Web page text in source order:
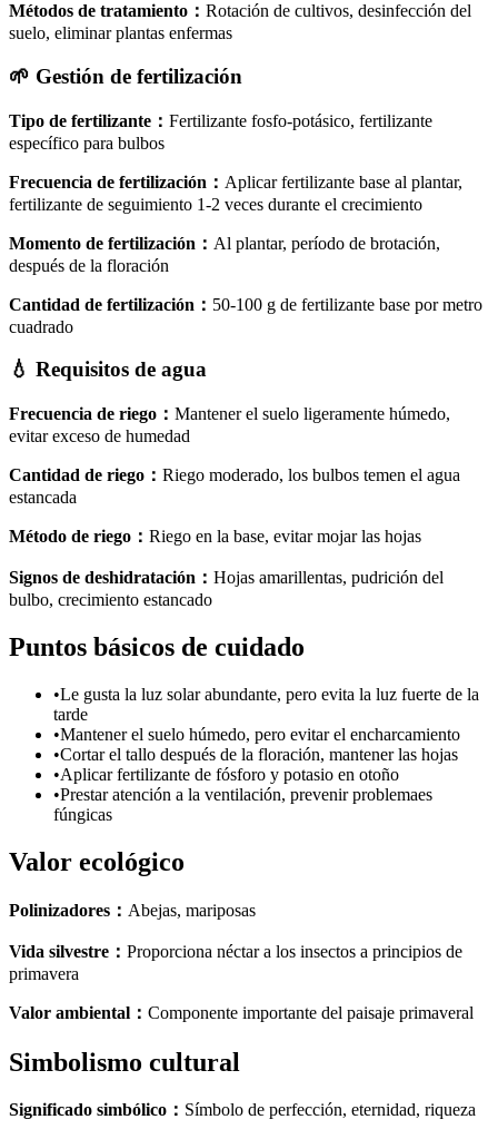
Métodos de tratamiento ： Rotación de cultivos, desinfección del
suelo, eliminar plantas enfermas
🌱 Gestión de fertilización
Tipo de fertilizante ： Fertilizante fosfo-potásico, fertilizante
específico para bulbos
Frecuencia de fertilización ： Aplicar fertilizante base al plantar,
fertilizante de seguimiento 1-2 veces durante el crecimiento
Momento de fertilización ： Al plantar, período de brotación,
después de la floración
Cantidad de fertilización ： 50-100 g de fertilizante base por metro
cuadrado
💧 Requisitos de agua
Frecuencia de riego ： Mantener el suelo ligeramente húmedo,
evitar exceso de humedad
Cantidad de riego ： Riego moderado, los bulbos temen el agua
estancada
Método de riego ： Riego en la base, evitar mojar las hojas
Signos de deshidratación ： Hojas amarillentas, pudrición del
bulbo, crecimiento estancado
Puntos básicos de cuidado
•Le gusta la luz solar abundante, pero evita la luz fuerte de la
tarde
•Mantener el suelo húmedo, pero evitar el encharcamiento
•Cortar el tallo después de la floración, mantener las hojas
•Aplicar fertilizante de fósforo y potasio en otoño
•Prestar atención a la ventilación, prevenir problemaes
fúngicas
Valor ecológico
Polinizadores ： Abejas, mariposas
Vida silvestre ： Proporciona néctar a los insectos a principios de
primavera
Valor ambiental ： Componente importante del paisaje primaveral
Simbolismo cultural
Significado simbólico ： Símbolo de perfección, eternidad, riqueza